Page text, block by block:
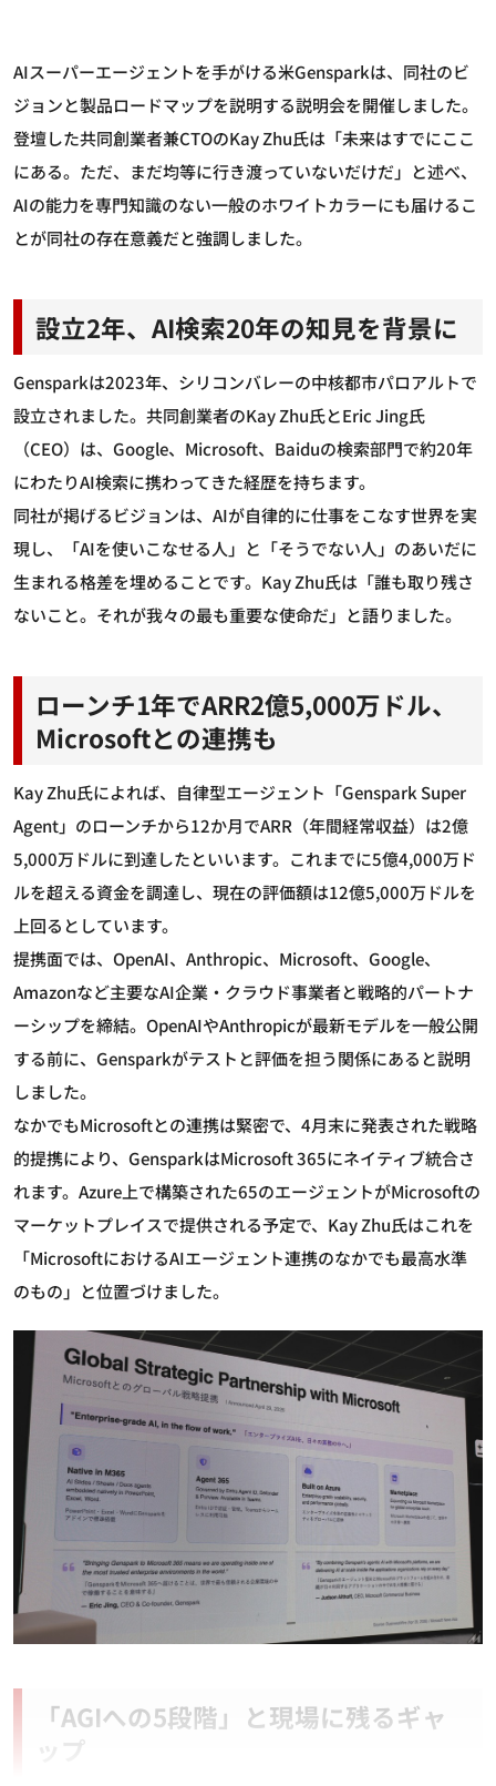
AIスーパーエージェントを手がける米Gensparkは、同社のビ
ジョンと製品ロードマップを説明する説明会を開催しました。
登壇した共同創業者兼CTOのKay Zhu氏は「未来はすでにここ
にある。ただ、まだ均等に行き渡っていないだけだ」と述べ、
AIの能力を専門知識のない一般のホワイトカラーにも届けるこ
とが同社の存在意義だと強調しました。
設立2年、AI検索20年の知見を背景に
Gensparkは2023年、シリコンバレーの中核都市パロアルトで
設立されました。共同創業者のKay Zhu氏とEric Jing氏
（CEO）は、Google、Microsoft、Baiduの検索部門で約20年
にわたりAI検索に携わってきた経歴を持ちます。
同社が掲げるビジョンは、AIが自律的に仕事をこなす世界を実
現し、「AIを使いこなせる人」と「そうでない人」のあいだに
生まれる格差を埋めることです。Kay Zhu氏は「誰も取り残さ
ないこと。それが我々の最も重要な使命だ」と語りました。
ローンチ1年でARR2億5,000万ドル、
Microsoftとの連携も
Kay Zhu氏によれば、自律型エージェント「Genspark Super
Agent」のローンチから12か月でARR（年間経常収益）は2億
5,000万ドルに到達したといいます。これまでに5億4,000万ド
ルを超える資金を調達し、現在の評価額は12億5,000万ドルを
上回るとしています。
提携面では、OpenAI、Anthropic、Microsoft、Google、
Amazonなど主要なAI企業・クラウド事業者と戦略的パートナ
ーシップを締結。OpenAIやAnthropicが最新モデルを一般公開
する前に、Gensparkがテストと評価を担う関係にあると説明
しました。
なかでもMicrosoftとの連携は緊密で、4月末に発表された戦略
的提携により、GensparkはMicrosoft 365にネイティブ統合さ
れます。Azure上で構築された65のエージェントがMicrosoftの
マーケットプレイスで提供される予定で、Kay Zhu氏はこれを
「MicrosoftにおけるAIエージェント連携のなかでも最高水準
のもの」と位置づけました。
「AGIへの5段階」と現場に残るギャ
ップ